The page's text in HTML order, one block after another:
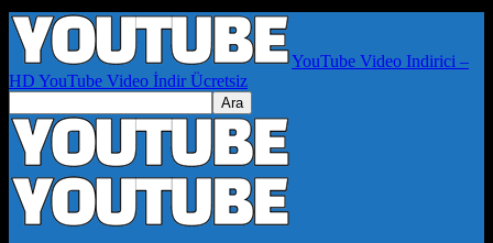
YouTube Video Indirici –
HD YouTube Video İndir Ücretsiz